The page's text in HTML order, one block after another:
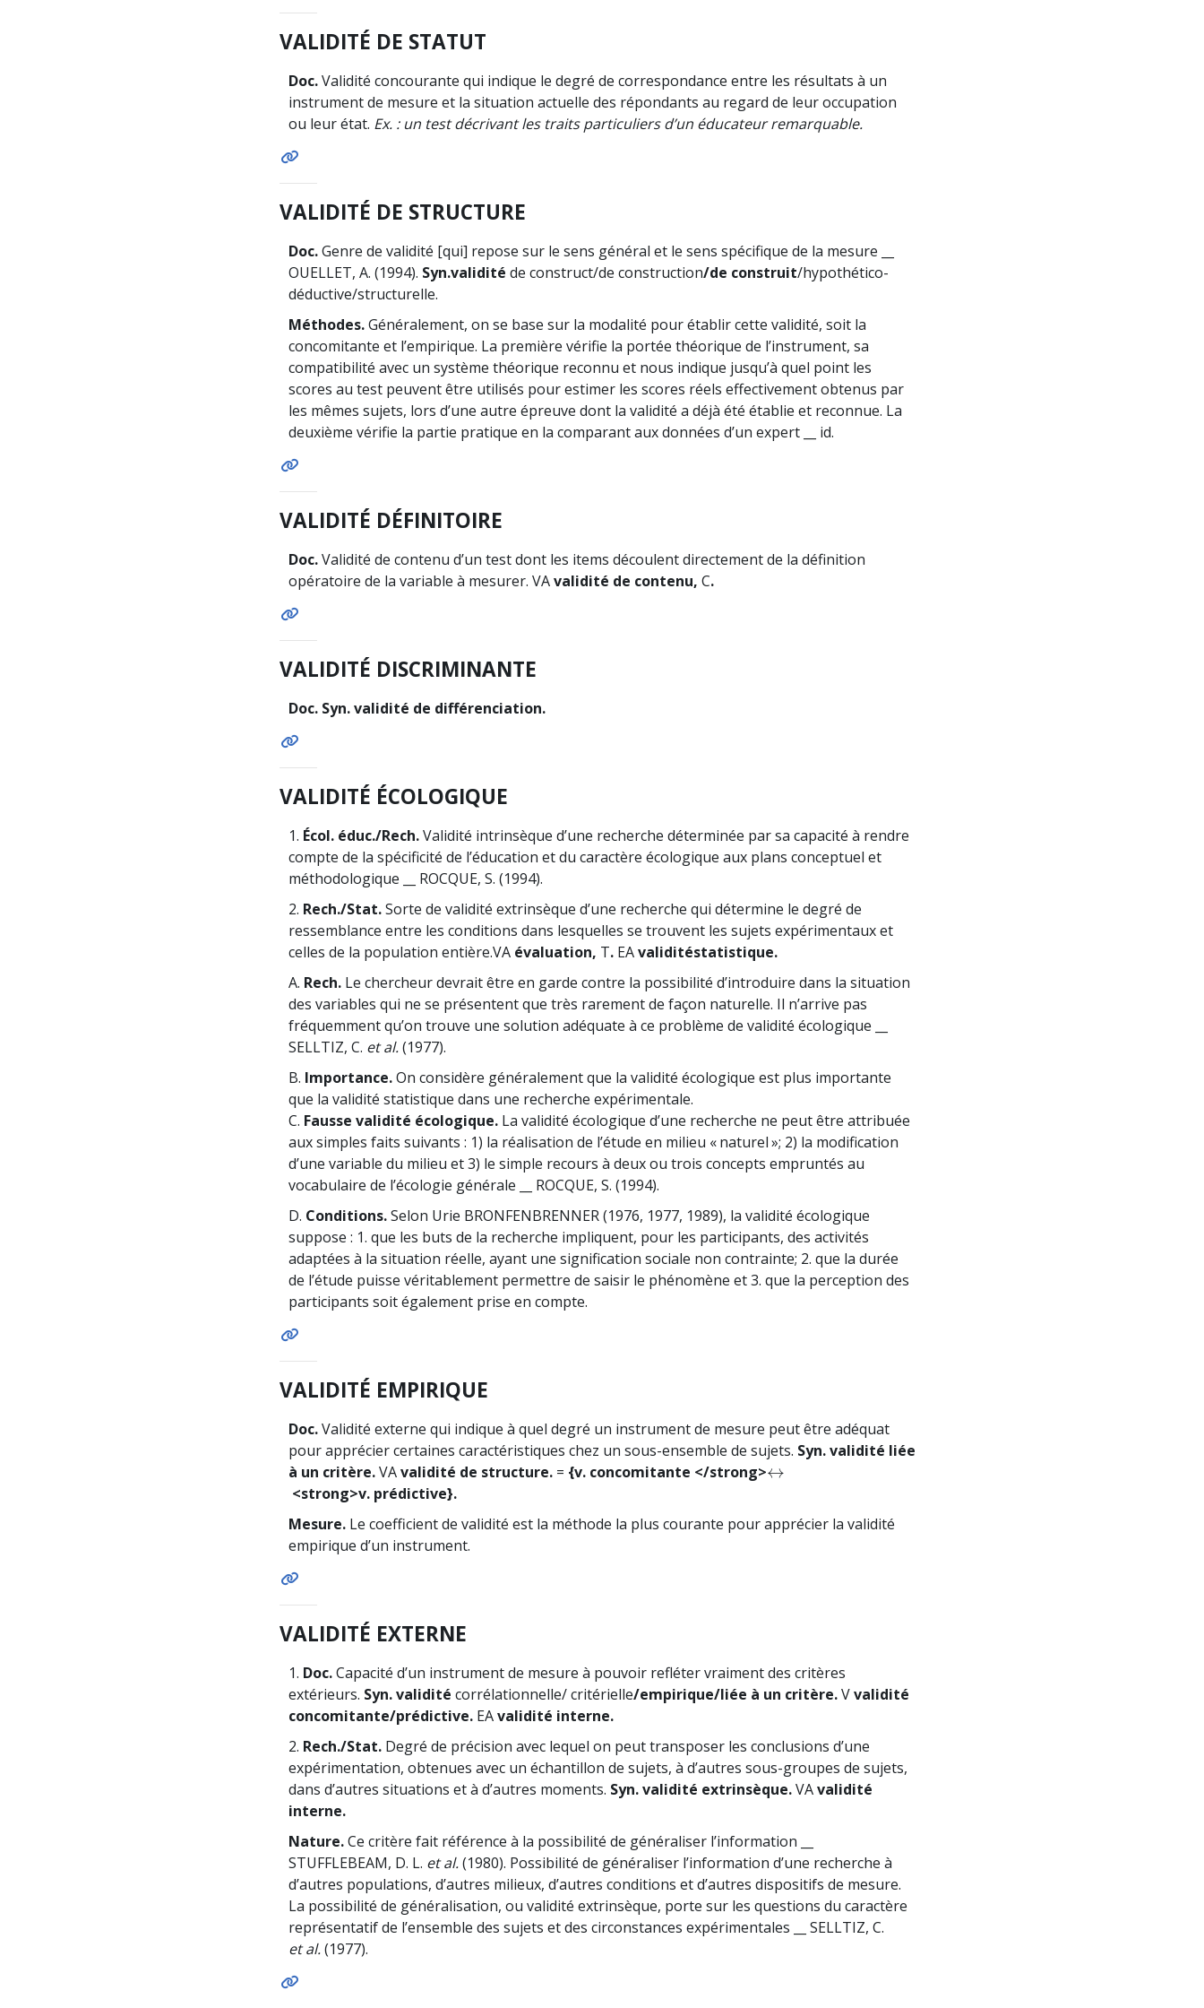
VALIDITÉ DE STATUT
Doc.Validité concourante qui indique le degré de correspondance entre les résultats à un
instrument de mesure et la situation actuelle des répondants au regard de leur occupation
ou leur état. Ex. : un test décrivant les traits particuliers d’un éducateur remarquable.
VALIDITÉ DE STRUCTURE
Doc.Genre de validité [qui] repose sur le sens général et le sens spécifique de la mesure __
OUELLET, A. (1994). Syn.validité de construct/de construction/de construit/hypothético-
déductive/structurelle.
Méthodes.Généralement, on se base sur la modalité pour établir cette validité, soit la
concomitante et l’empirique. La première vérifie la portée théorique de l’instrument, sa
compatibilité avec un système théorique reconnu et nous indique jusqu’à quel point les
scores au test peuvent être utilisés pour estimer les scores réels effectivement obtenus par
les mêmes sujets, lors d’une autre épreuve dont la validité a déjà été établie et reconnue. La
deuxième vérifie la partie pratique en la comparant aux données d’un expert __ id.
VALIDITÉ DÉFINITOIRE
Doc.Validité de contenu d’un test dont les items découlent directement de la définition
opératoire de la variable à mesurer. VAvalidité de contenu, C.
VALIDITÉ DISCRIMINANTE
Doc. Syn. validité de différenciation.
VALIDITÉ ÉCOLOGIQUE
1. Écol. éduc./Rech.Validité intrinsèque d’une recherche déterminée par sa capacité à rendre
compte de la spécificité de l’éducation et du caractère écologique aux plans conceptuel et
méthodologique __ ROCQUE, S. (1994).
2. Rech./Stat.Sorte de validité extrinsèque d’une recherche qui détermine le degré de
ressemblance entre les conditions dans lesquelles se trouvent les sujets expérimentaux et
celles de la population entière.VA évaluation, T. EAvaliditéstatistique.
A. Rech. Le chercheur devrait être en garde contre la possibilité d’introduire dans la situation
des variables qui ne se présentent que très rarement de façon naturelle. Il n’arrive pas
fréquemment qu’on trouve une solution adéquate à ce problème de validité écologique __
SELLTIZ, C. et al.(1977).
B. Importance.On considère généralement que la validité écologique est plus importante
que la validité statistique dans une recherche expérimentale.
C. Fausse validité écologique. La validité écologique d’une recherche ne peut être attribuée
aux simples faits suivants : 1) la réalisation de l’étude en milieu « naturel »; 2) la modification
d’une variable du milieu et 3) le simple recours à deux ou trois concepts empruntés au
vocabulaire de l’écologie générale __ ROCQUE, S. (1994).
D. Conditions.Selon Urie BRONFENBRENNER (1976, 1977, 1989), la validité écologique
suppose : 1. que les buts de la recherche impliquent, pour les participants, des activités
adaptées à la situation réelle, ayant une signification sociale non contrainte; 2. que la durée
de l’étude puisse véritablement permettre de saisir le phénomène et 3. que la perception des
participants soit également prise en compte.
VALIDITÉ EMPIRIQUE
Doc.Validité externe qui indique à quel degré un instrument de mesure peut être adéquat
pour apprécier certaines caractéristiques chez un sous-ensemble de sujets. Syn. validité liée
à un critère.VAvalidité de structure. = {v. concomitante </strong>↔
↔
<strong>v. prédictive}.
Mesure. Le coefficient de validité est la méthode la plus courante pour apprécier la validité
empirique d’un instrument.
VALIDITÉ EXTERNE
1. Doc.Capacité d’un instrument de mesure à pouvoir refléter vraiment des critères
extérieurs. Syn. validité corrélationnelle/ critérielle/empirique/liée à un critère.Vvalidité
concomitante/prédictive. EAvalidité interne.
2. Rech./Stat. Degré de précision avec lequel on peut transposer les conclusions d’une
expérimentation, obtenues avec un échantillon de sujets, à d’autres sous-groupes de sujets,
dans d’autres situations et à d’autres moments. Syn. validité extrinsèque.VAvalidité
interne.
Nature.Ce critère fait référence à la possibilité de généraliser l’information __
STUFFLEBEAM, D. L. et al.(1980). Possibilité de généraliser l’information d’une recherche à
d’autres populations, d’autres milieux, d’autres conditions et d’autres dispositifs de mesure.
La possibilité de généralisation, ou validité extrinsèque, porte sur les questions du caractère
représentatif de l’ensemble des sujets et des circonstances expérimentales __ SELLTIZ, C.
et al.(1977).